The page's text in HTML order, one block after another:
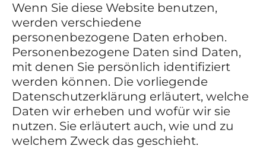
Wenn Sie diese Website benutzen,
werden verschiedene
personenbezogene Daten erhoben.
Personenbezogene Daten sind Daten,
mit denen Sie persönlich identifiziert
werden können. Die vorliegende
Datenschutzerklärung erläutert, welche
Daten wir erheben und wofür wir sie
nutzen. Sie erläutert auch, wie und zu
welchem Zweck das geschieht.